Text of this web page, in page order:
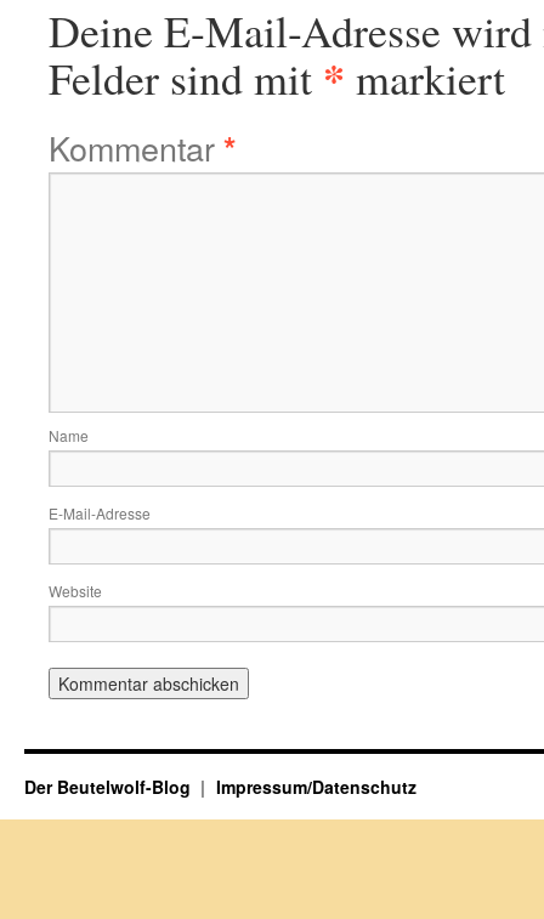
Deine E-Mail-Adresse
Felder sind mit * markiert
Kommentar*
Name
E-Mail-Adresse
Website
Der Beutelwolf-Blog Impressum/Datenschutz